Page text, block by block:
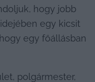
hogy jobb
egy kicsit
egy főállásban
polgármester,